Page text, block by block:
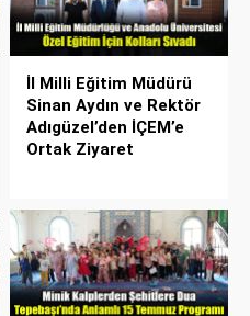
İl Milli Eğitim Müdürü
Sinan Aydın ve Rektör
Adıgüzel’den İÇEM’e
Ortak Ziyaret